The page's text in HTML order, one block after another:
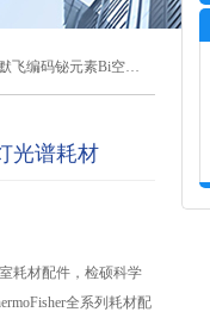
编码铋元素Bi空心阴极灯光谱耗材
光谱耗材
耗材配件，检硕科学
全系列耗材配